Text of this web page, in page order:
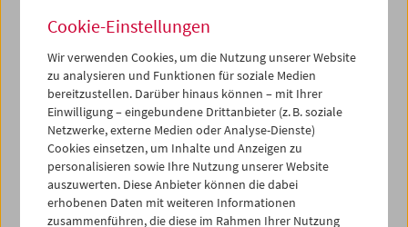
Veranstaltungen, die das Filmmuseum dreimal im Jahr
organisiert. Darüber hinaus haben sie an jedem ersten
Tag eines neuen Monatsprogramms freien Eintritt zu
sämtlichen Vorstellungen dieses Tages und erhalten 20%
Ermäßigung beim Erwerb von Publikationen, Plakaten
und DVDs des Filmmuseums.
Alle Gutscheine erhalten Sie in einem schönen
Geschenkbillet. Weitere Angebote finden Sie auch in
Cookie-Einstellungen
Wir verwenden Cookies, um die Nutzung unserer Website
zu analysieren und Funktionen für soziale Medien
bereitzustellen. Darüber hinaus können – mit Ihrer
Einwilligung – eingebundene Drittanbieter (z. B. soziale
Netzwerke, externe Medien oder Analyse-Dienste)
Cookies einsetzen, um Inhalte und Anzeigen zu
personalisieren sowie Ihre Nutzung unserer Website
auszuwerten. Diese Anbieter können die dabei
erhobenen Daten mit weiteren Informationen
zusammenführen, die diese im Rahmen Ihrer Nutzung